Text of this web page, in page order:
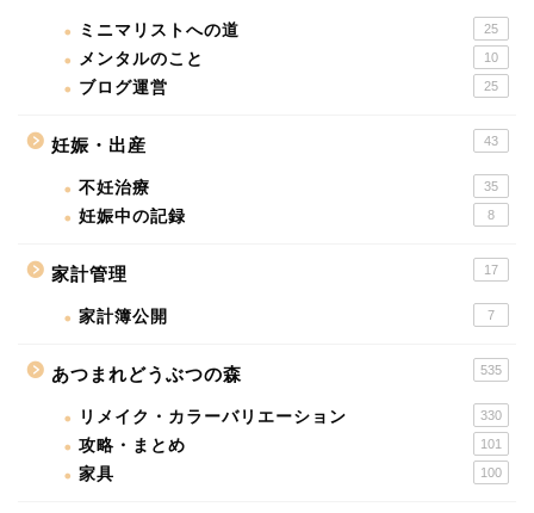
ミニマリストへの道 25
メンタルのこと 10
ブログ運営 25
妊娠・出産 43
不妊治療 35
妊娠中の記録 8
家計管理 17
家計簿公開 7
あつまれどうぶつの森 535
リメイク・カラーバリエーション 330
攻略・まとめ 101
家具 100